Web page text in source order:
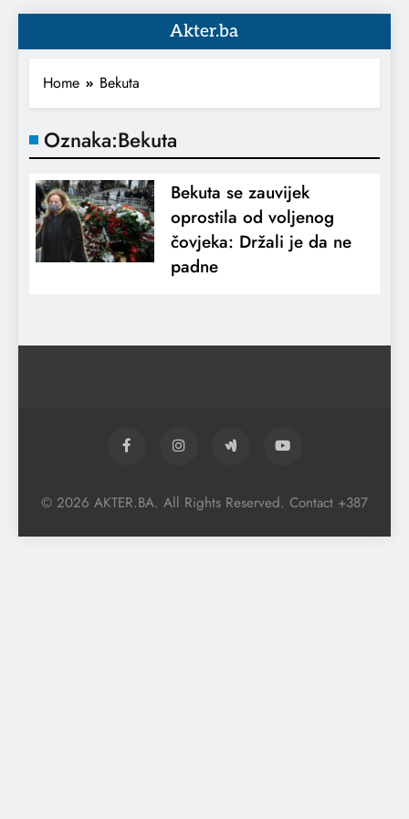
Akter.ba
Home Bekuta
Oznaka:Bekuta
Bekuta se zauvijek
oprostila od voljenog
čovjeka: Držali je da ne
padne
© 2026 AKTER.BA. All Rights Reserved. Contact +387